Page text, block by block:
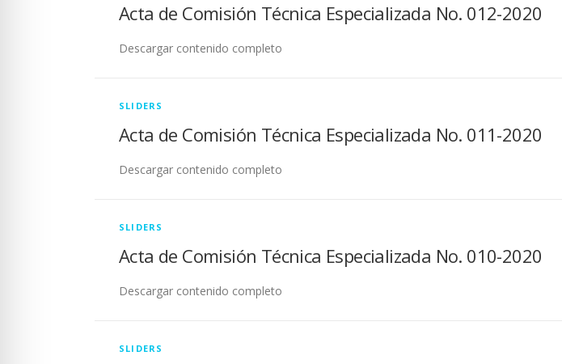
Acta de Comisión Técnica Especializada No. 012-2020
Descargar contenido completo
SLIDERS
Acta de Comisión Técnica Especializada No. 011-2020
Descargar contenido completo
SLIDERS
Acta de Comisión Técnica Especializada No. 010-2020
Descargar contenido completo
SLIDERS